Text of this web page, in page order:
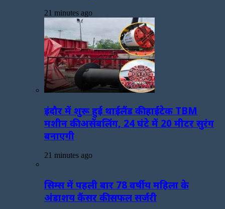
21 minutes ago
इंदौर में शुरू हुई थाईलैंड की हाईटेक TBM
मशीन की असेंबलिंग, 24 घंटे में 20 मीटर सुरंग
बनाएगी
21 minutes ago
सिम्स में पहली बार 78 वर्षीय महिला के
अंडाशय कैंसर की सफल सर्जरी